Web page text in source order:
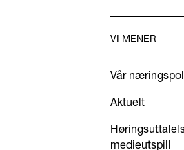
VI MENER
Vår
Aktuelt
medieutspill